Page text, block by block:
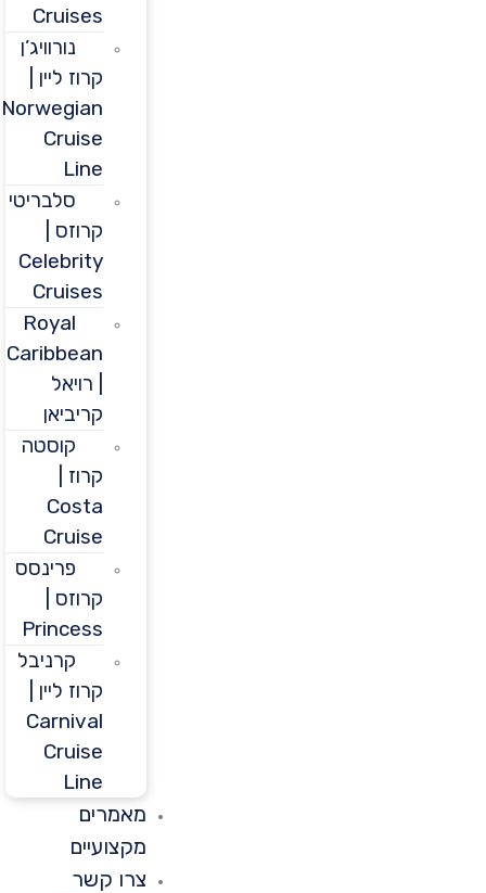
Cruises
נורוויג’ן
קרוז ליין |
Norwegian
Cruise
סלבריטי
קרוזס |
Celebrity
Cruises
Royal
Caribbean
קריביאן
קוסטה
Costa
Cruise
פרינסס
קרוזס |
Princess
קרניבל
קרוז ליין |
Carnival
Cruise
מאמרים
מקצועיים
צרו קשר